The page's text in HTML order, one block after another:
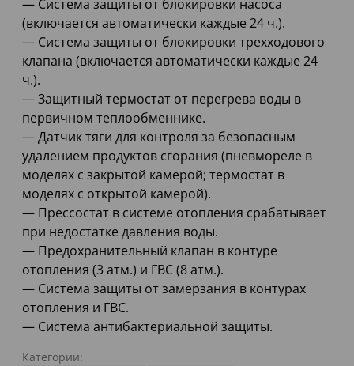
— Система защиты от блокировки насоса
(включается автоматически каждые 24 ч.).
— Система защиты от блокировки трехходового
клапана (включается автоматически каждые 24
ч.).
— Защитный термостат от перегрева воды в
первичном теплообменнике.
— Датчик тяги для контроля за безопасным
удалением продуктов сгорания (пневмореле в
моделях с закрытой камерой; термостат в
моделях с открытой камерой).
— Прессостат в системе отопления срабатывает
при недостатке давления воды.
— Предохранительный клапан в контуре
отопления (3 атм.) и ГВС (8 атм.).
— Система защиты от замерзания в контурах
отопления и ГВС.
— Система антибактериальной защиты.
Категории: